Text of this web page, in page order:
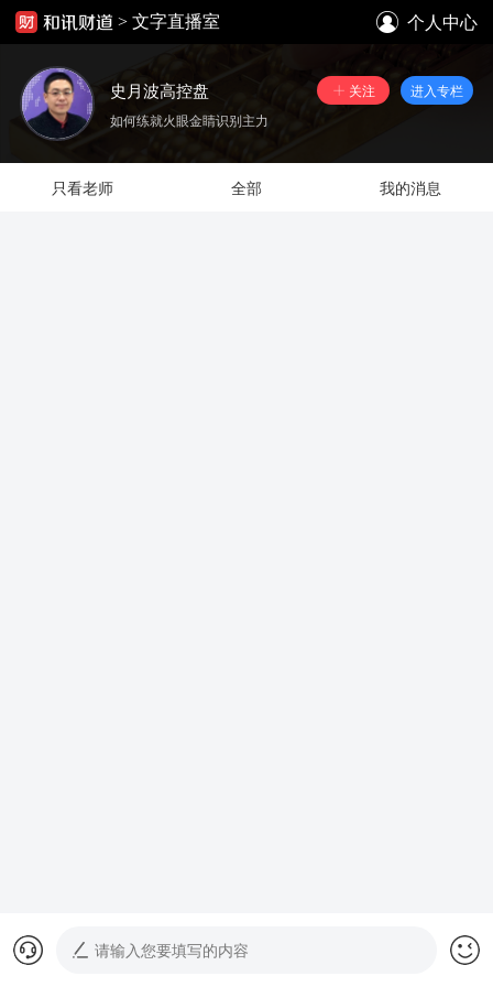
> 文字直播室 个人中心
史月波高控盘 关注
进入专栏
如何练就火眼金睛识别主力
只看老师 全部 我的消息